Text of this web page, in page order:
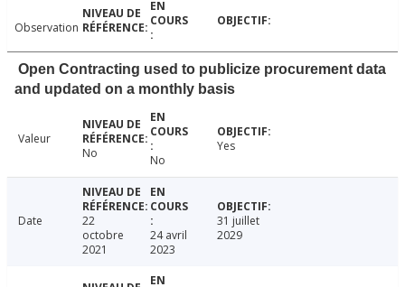
Observation
Open Contracting used to publicize procurement data
and updated on a monthly basis
Valeur
No
No
Yes
Date
22
octobre
2021
24 avril
2023
31 juillet
2029